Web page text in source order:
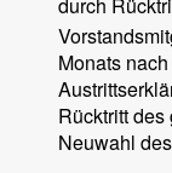
durch
Monats
Rücktritt
Neuwahl